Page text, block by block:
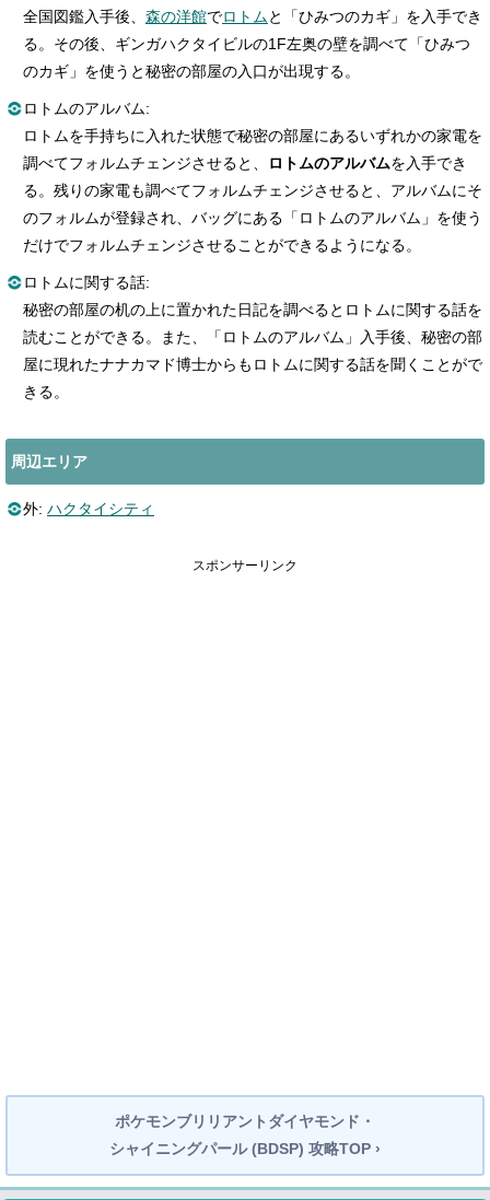
全国図鑑入手後、 森の洋館でロトムと「ひみつのカギ」を入手でき
る。その後、ギンガハクタイビルの1F左奥の壁を調べて「ひみつ
のカギ」を使うと秘密の部屋の入口が出現する。
ロトムのアルバム:
ロトムを手持ちに入れた状態で秘密の部屋にあるいずれかの家電を
調べてフォルムチェンジさせると、
ロトムのアルバムを入手でき
る。残りの家電も調べてフォルムチェンジさせると、アルバムにそ
のフォルムが登録され、バッグにある「ロトムのアルバム」を使う
だけでフォルムチェンジさせることができるようになる。
ロトムに関する話:
秘密の部屋の机の上に置かれた日記を調べるとロトムに関する話を
読むことができる。また、「ロトムのアルバム」入手後、秘密の部
屋に現れたナナカマド博士からもロトムに関する話を聞くことがで
きる。
周辺エリア
外: ハクタイシティ
スポンサーリンク
ポケモンブリリアントダイヤモンド・
シャイニングパール (BDSP) 攻略TOP ›